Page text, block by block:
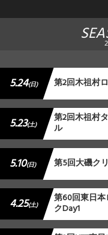
5.24(日) 第2回木祖村
5.23(土) 第2回木祖村
ル
5.10(日) 第5回大磯ク
4.25(土) 第60回東日
クDay1